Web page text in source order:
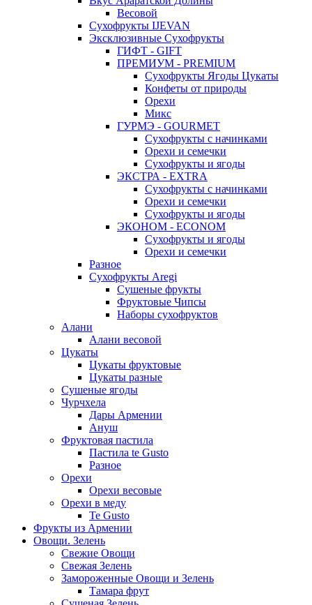
Весовой
Сухофрукты IJEVAN
Эксклюзивные Сухофрукты
ГИФТ - GIFT
ПРЕМИУМ - PREMIUM
Сухофрукты Ягоды Цукаты
Конфеты от природы
Орехи
Микс
ГУРМЭ - GOURMET
Сухофрукты с начинками
Орехи и семечки
Сухофрукты и ягоды
ЭКСТРА - EXTRA
Сухофрукты с начинками
Орехи и семечки
Сухофрукты и ягоды
ЭКОНОМ - ECONOM
Сухофрукты и ягоды
Орехи и семечки
Разное
Сухофрукты Aregi
Сушеные фрукты
Фруктовые Чипсы
Наборы сухофруктов
Алани
Алани весовой
Цукаты
Цукаты фруктовые
Цукаты разные
Сушеные ягоды
Чурчхела
Дары Армении
Ануш
Фруктовая пастила
Пастила te Gusto
Разное
Орехи
Орехи весовые
Орехи в меду
Te Gusto
Фрукты из Армении
Овощи. Зелень
Свежие Овощи
Свежая Зелень
Замороженные Овощи и Зелень
Тамара фрут